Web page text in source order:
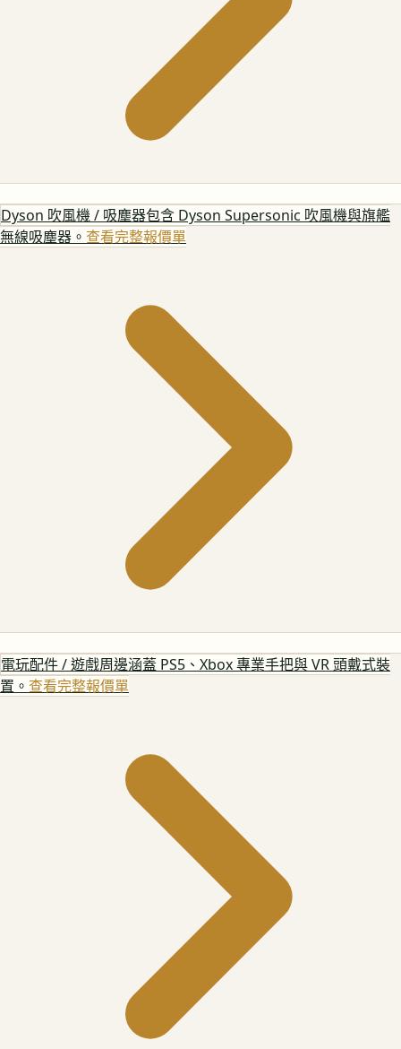
Dyson 吹風機 / 吸塵器包含 Dyson Supersonic 吹風機與旗艦
無線吸塵器。 查看完整報價單
電玩配件 / 遊戲周邊涵蓋 PS5、Xbox 專業手把與 VR 頭戴式裝
置。 查看完整報價單